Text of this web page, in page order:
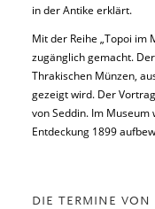
in der Antike erklärt.
Mit der Reihe „Topoi im
zugänglich gemacht.
Thrakischen Münzen,
gezeigt wird. Der
von Seddin. Im
Entdeckung 1899
DIE TERMINE